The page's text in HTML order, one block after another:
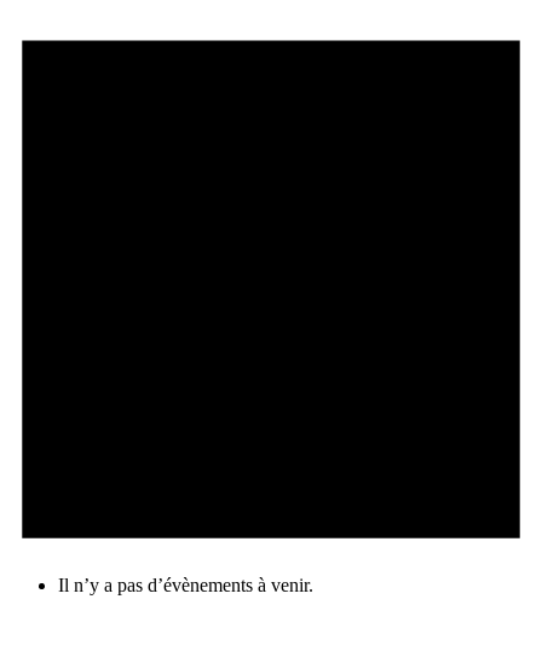
Il n’y a pas d’évènements à venir.